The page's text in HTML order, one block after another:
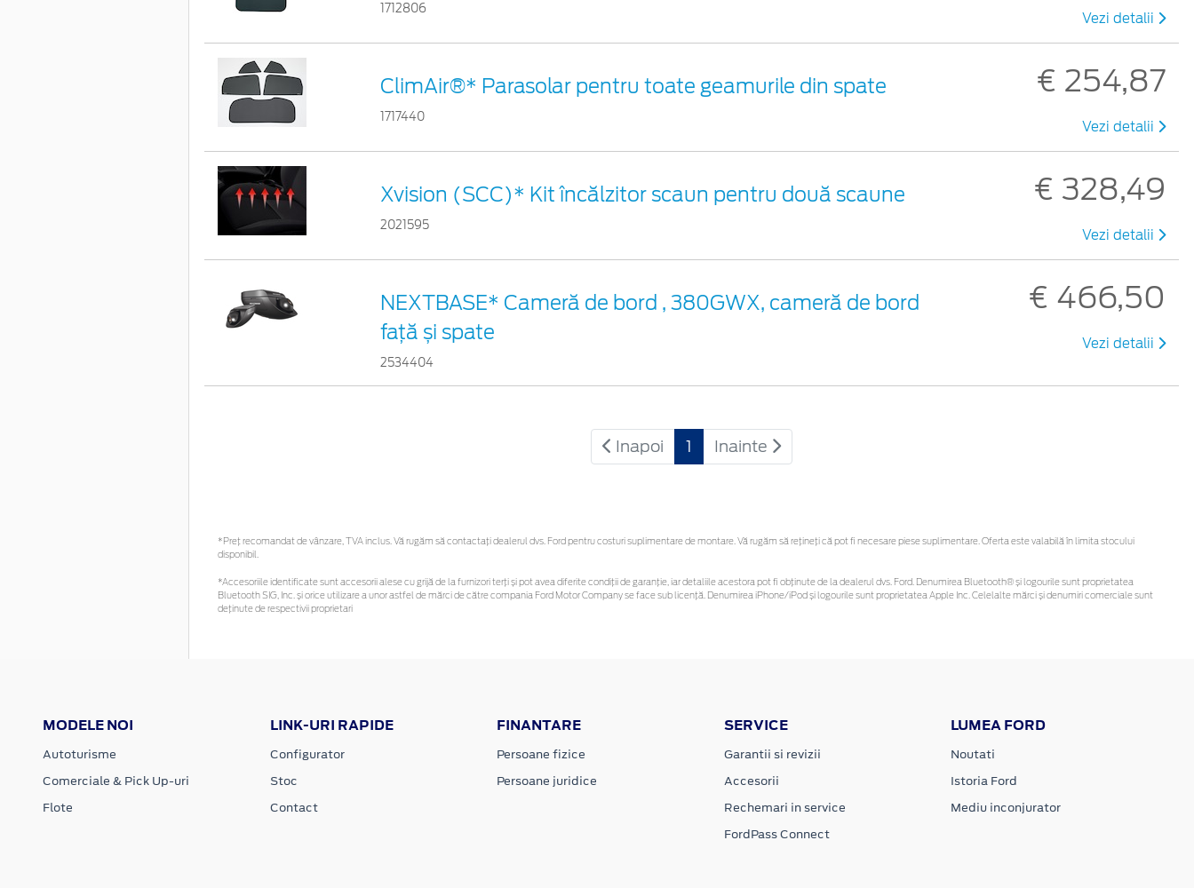
1712806
Vezi detalii
ClimAir®* Parasolar pentru toate geamurile din spate
1717440
€ 254,87
Vezi detalii
Xvision (SCC)* Kit încălzitor scaun pentru două scaune
2021595
€ 328,49
Vezi detalii
NEXTBASE* Cameră de bord , 380GWX, cameră de bord
față și spate
2534404
€ 466,50
Vezi detalii
Inapoi 1 Inainte
*Preţ recomandat de vânzare, TVA inclus. Vă rugăm să contactaţi dealerul dvs. Ford pentru costuri suplimentare de montare. Vă rugăm să rețineți că pot fi necesare piese suplimentare. Oferta este valabilă în limita stocului
disponibil.
*Accesoriile identificate sunt accesorii alese cu grijă de la furnizori terți și pot avea diferite condiții de garanție, iar detaliile acestora pot fi obținute de la dealerul dvs. Ford. Denumirea Bluetooth® și logourile sunt proprietatea
Bluetooth SIG, Inc. și orice utilizare a unor astfel de mărci de către compania Ford Motor Company se face sub licență. Denumirea iPhone/iPod și logourile sunt proprietatea Apple Inc. Celelalte mărci și denumiri comerciale sunt
deținute de respectivii proprietari
MODELE NOI
Autoturisme
Comerciale & Pick Up-uri
Flote
LINK-URI RAPIDE
Configurator
Stoc
Contact
FINANTARE
Persoane fizice
Persoane juridice
SERVICE
Garantii si revizii
Accesorii
Rechemari in service
FordPass Connect
LUMEA FORD
Noutati
Istoria Ford
Mediu inconjurator